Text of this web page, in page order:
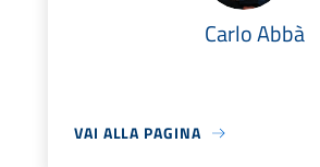
Carlo Abbà
VAI ALLA PAGINA